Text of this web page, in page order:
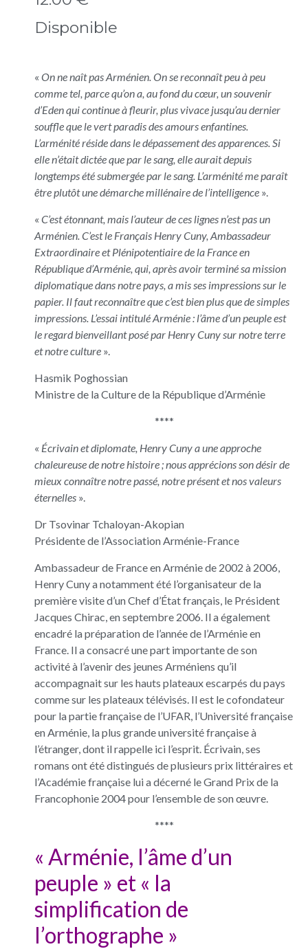
Disponible
« On ne naît pas Arménien. On se reconnaît peu à peu
comme tel, parce qu’on a, au fond du cœur, un souvenir
d’Eden qui continue à fleurir, plus vivace jusqu’au dernier
souffle que le vert paradis des amours enfantines.
L’arménité réside dans le dépassement des apparences. Si
elle n’était dictée que par le sang, elle aurait depuis
longtemps été submergée par le sang. L’arménité me paraît
être plutôt une démarche millénaire de l’intelligence ».
« C’est étonnant, mais l’auteur de ces lignes n’est pas un
Arménien. C’est le Français Henry Cuny, Ambassadeur
Extraordinaire et Plénipotentiaire de la France en
République d’Arménie, qui, après avoir terminé sa mission
diplomatique dans notre pays, a mis ses impressions sur le
papier. Il faut reconnaître que c’est bien plus que de simples
impressions. L’essai intitulé Arménie : l’âme d’un peuple est
le regard bienveillant posé par Henry Cuny sur notre terre
et notre culture ».
Hasmik Poghossian
Ministre de la Culture de la République d’Arménie
****
« Écrivain et diplomate, Henry Cuny a une approche
chaleureuse de notre histoire ; nous apprécions son désir de
mieux connaître notre passé, notre présent et nos valeurs
éternelles ».
Dr Tsovinar Tchaloyan-Akopian
Présidente de l’Association Arménie-France
Ambassadeur de France en Arménie de 2002 à 2006,
Henry Cuny a notamment été l’organisateur de la
première visite d’un Chef d’État français, le Président
Jacques Chirac, en septembre 2006. Il a également
encadré la préparation de l’année de l’Arménie en
France. Il a consacré une part importante de son
activité à l’avenir des jeunes Arméniens qu’il
accompagnait sur les hauts plateaux escarpés du pays
comme sur les plateaux télévisés. Il est le cofondateur
pour la partie française de l’UFAR, l’Université française
en Arménie, la plus grande université française à
l’étranger, dont il rappelle ici l’esprit. Écrivain, ses
romans ont été distingués de plusieurs prix littéraires et
l’Académie française lui a décerné le Grand Prix de la
Francophonie 2004 pour l’ensemble de son œuvre.
****
« Arménie, l’âme d’un
peuple » et « la
simplification de
l’orthographe »